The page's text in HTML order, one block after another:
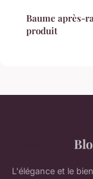
Baume après-
produit
L'élégance et le